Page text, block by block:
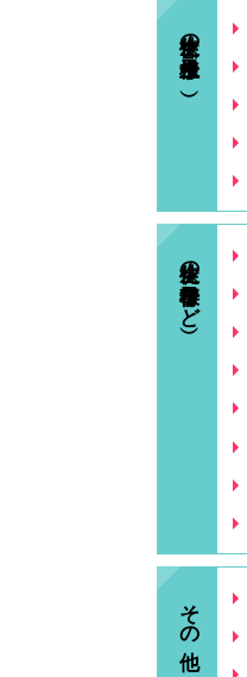
生徒の様子（氷上中Life）
生徒の様子（行事など）
その他